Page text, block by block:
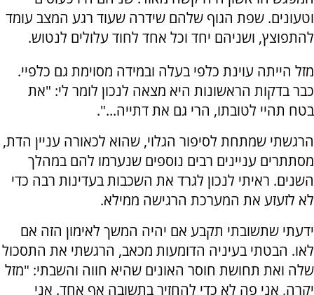
וטעונים. שפת הגוף שלהם שידרה שעוד רגע המצב עומד
להתפוצץ, ושניהם יחד וכל אחד לחוד עלולים לנטוש.
מזל הייתה עוינת כלפי בעלה ובמידה מסוימת גם כלפיי.
כבר בדקות הראשונות היא מצאה לנכון לומר לי: "את
בטח תהיי לטובתו, הרי גם את דתייה...".
הרגשתי שמתחת לסיפור הגלוי, שהוא לכאורה עניין הדת,
מסתתרים עניינים רבים נוספים שנערמו להם במהלך
השנים. ראיתי לנכון לגרד את השכבות בעדינות רבה כדי
לא לזעזע את המערכת הרגישה ממילא.
ידעתי שתשובתי תקבע אם יהיה המשך לאימון הזה אם
לאו. הבטתי בעיניה הדומעות מכאב, הרגשתי את התסכול
שלה ואת תחושת חוסר האונים שהיא חווה והשבתי: "מזל
יקרה, אני פה לא כדי להחזיר בתשובה אף אחד. אני